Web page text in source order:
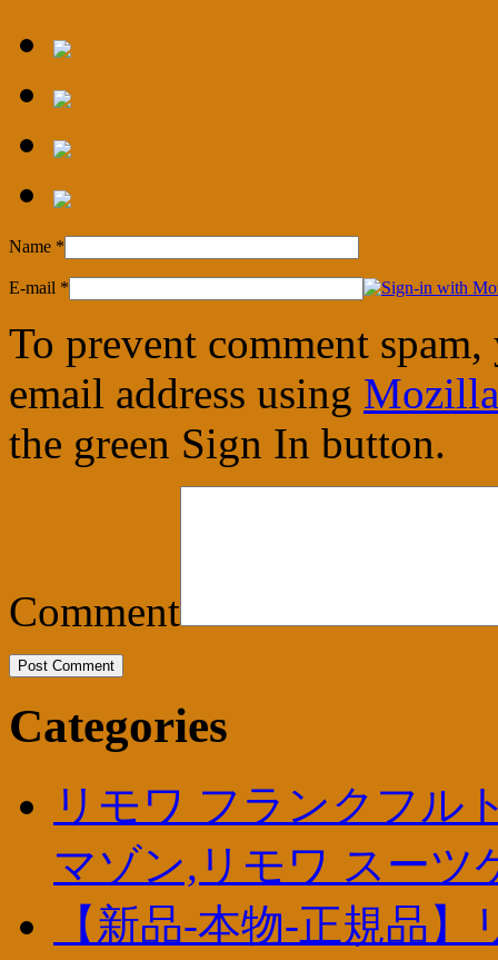
Name *
E-mail *
To prevent comment
email address using
the green Sign In button.
Comment
Categories
リモワ フランクフル
マゾン,リモワ スーツ
【新品-本物-正規品